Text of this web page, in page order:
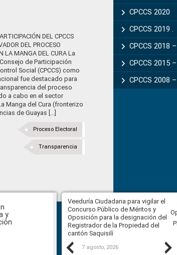
DEL CPCCS
DEL PROCESO
LA MANGA DEL CURA La
de Participación
Social (CPCCS) como
fue destacado para
del proceso
a cabo en el sector
Manga del Cura (fronterizo
de Guayas [...]
Proceso Electoral
Transparencia
CPCCS 2020
CPCCS 2019 .
CPCCS 2018
CPCCS 2015
CPCCS 2008
y
Previous
a
de la
Veeduría Ciudadana para vigilar el
Concurso Público de Méritos y
Oposición para la designación del
Registrador de la Propiedad del
cantón Saquisilí
7 agosto, 2026